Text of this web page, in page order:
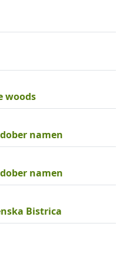
woods
namen
namen
Bistrica